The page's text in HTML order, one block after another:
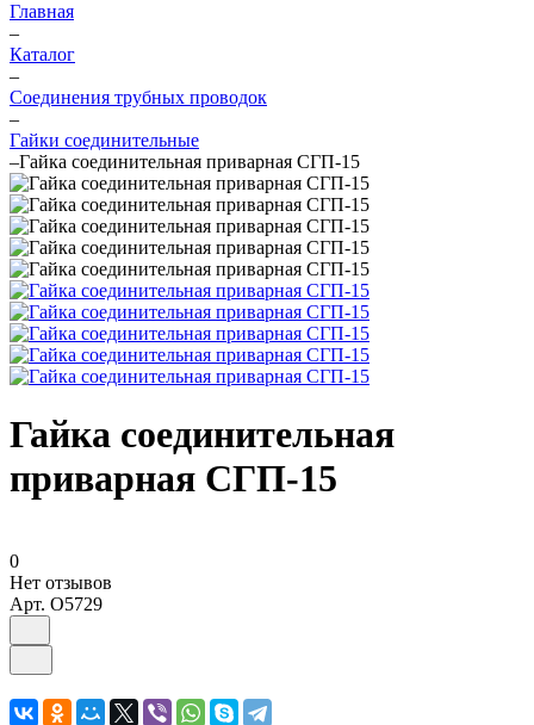
Главная
–
Каталог
–
Соединения трубных проводок
–
Гайки соединительные
–Гайка соединительная приварная СГП-15
Гайка соединительная
приварная СГП-15
0
Нет отзывов
Арт. O5729